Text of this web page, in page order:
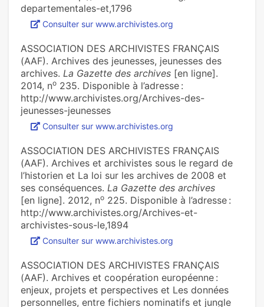
departementales-et,1796
Consulter sur www.archivistes.org
ASSOCIATION DES ARCHIVISTES FRANÇAIS
(AAF). Archives des jeunesses, jeunesses des
archives. La Gazette des archives [en ligne].
2014, no 235. Disponible à l’adresse :
http://www.archivistes.org/Archives-des-
jeunesses-jeunesses
Consulter sur www.archivistes.org
ASSOCIATION DES ARCHIVISTES FRANÇAIS
(AAF). Archives et archivistes sous le regard de
l’historien et La loi sur les archives de 2008 et
ses conséquences. La Gazette des archives
[en ligne]. 2012, no 225. Disponible à l’adresse :
http://www.archivistes.org/Archives-et-
archivistes-sous-le,1894
Consulter sur www.archivistes.org
ASSOCIATION DES ARCHIVISTES FRANÇAIS
(AAF). Archives et coopération européenne :
enjeux, projets et perspectives et Les données
personnelles, entre fichiers nominatifs et jungle